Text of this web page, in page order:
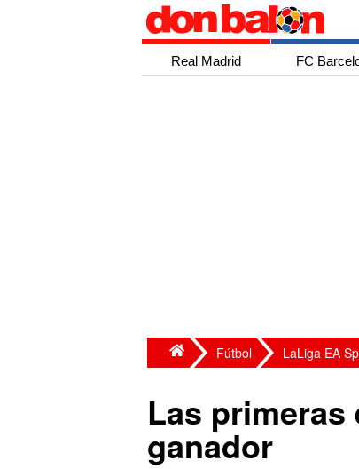
Real Madrid FC
Fútbol LaLiga EA
Las
ganador